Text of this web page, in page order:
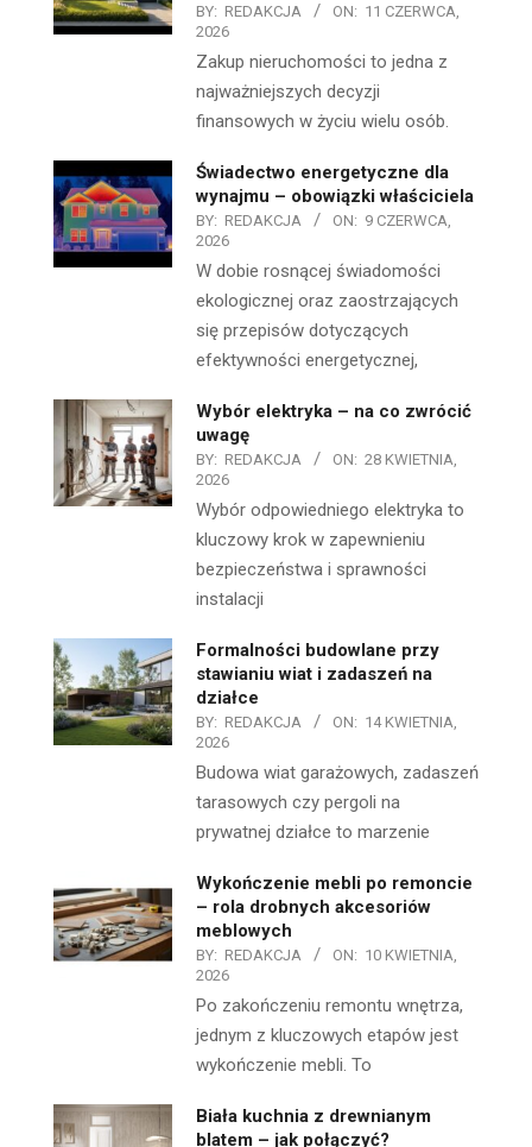
BY: REDAKCJA ON: 11 CZERWCA,
2026
Zakup nieruchomości to jedna z
najważniejszych decyzji
finansowych w życiu wielu osób.
Świadectwo energetyczne dla
wynajmu – obowiązki właściciela
BY: REDAKCJA ON: 9 CZERWCA,
2026
W dobie rosnącej świadomości
ekologicznej oraz zaostrzających
się przepisów dotyczących
efektywności energetycznej,
Wybór elektryka – na co zwrócić
uwagę
BY: REDAKCJA ON: 28 KWIETNIA,
2026
Wybór odpowiedniego elektryka to
kluczowy krok w zapewnieniu
bezpieczeństwa i sprawności
instalacji
Formalności budowlane przy
stawianiu wiat i zadaszeń na
działce
BY: REDAKCJA ON: 14 KWIETNIA,
2026
Budowa wiat garażowych, zadaszeń
tarasowych czy pergoli na
prywatnej działce to marzenie
Wykończenie mebli po remoncie
– rola drobnych akcesoriów
meblowych
BY: REDAKCJA ON: 10 KWIETNIA,
2026
Po zakończeniu remontu wnętrza,
jednym z kluczowych etapów jest
wykończenie mebli. To
Biała kuchnia z drewnianym
blatem – jak połączyć?